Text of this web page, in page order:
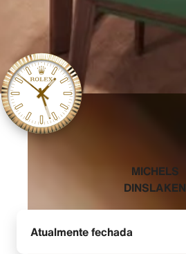
‭MICHELS
DINSLAKEN‬
Atualmente fechada